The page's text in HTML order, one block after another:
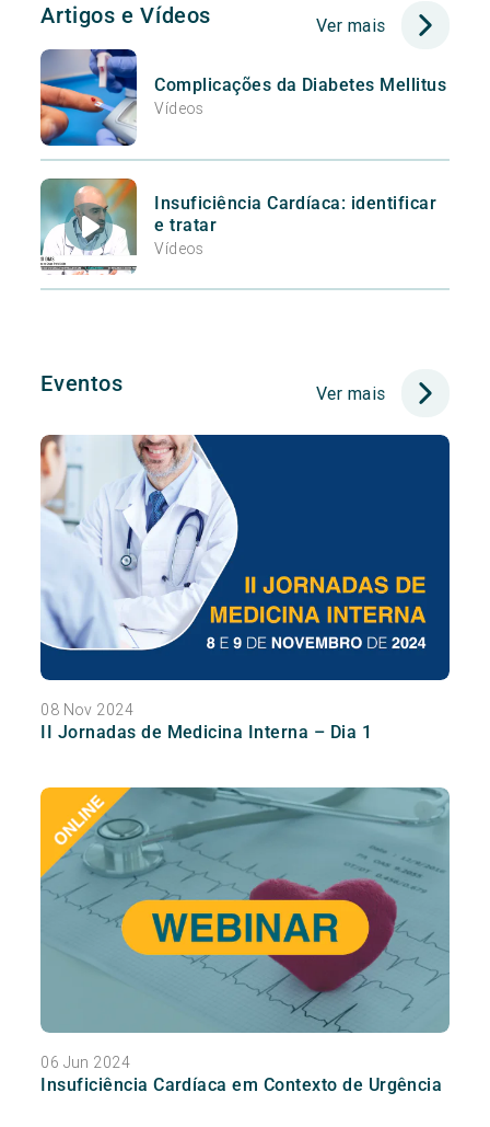
Artigos e Vídeos Ver mais
Complicações da Diabetes Mellitus
Vídeos
Insuficiência Cardíaca: identificar
e tratar
Vídeos
Eventos Ver mais
08 Nov 2024
II Jornadas de Medicina Interna – Dia 1
06 Jun 2024
Insuficiência Cardíaca em Contexto de Urgência